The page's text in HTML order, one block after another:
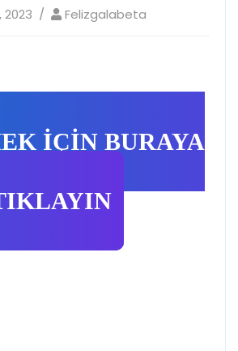
Felizgalabeta
İÇİN BURAYA